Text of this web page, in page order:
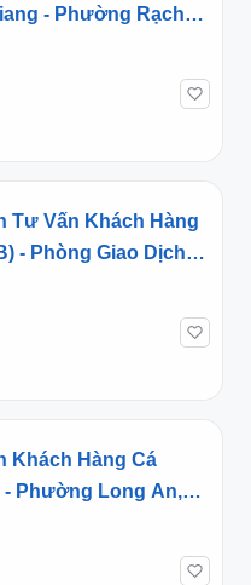
- Phường Rạch
Tư Vấn Khách Hàng
- Phòng Giao Dịch
Giang - Phường
Khách Hàng Cá
- Phường Long An,